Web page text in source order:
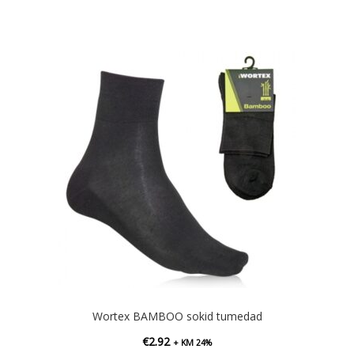
Wortex BAMBOO sokid tumedad
€2.92 + KM 24%